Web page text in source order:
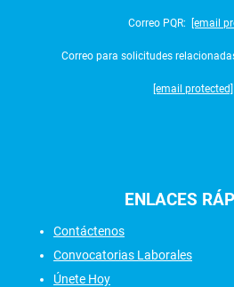
Correo PQR: [email
Correo para solicitudes
[email protected]
ENLACES
Contáctenos
Convocatorias Laborales
Únete Hoy